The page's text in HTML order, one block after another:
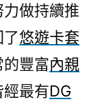
力做持續推
悠遊卡套
豐富內親
最有DG